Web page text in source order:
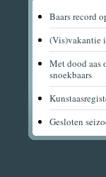
Baars record
(Vis)vakantie
Met dood aas
snoekbaars
Gesloten